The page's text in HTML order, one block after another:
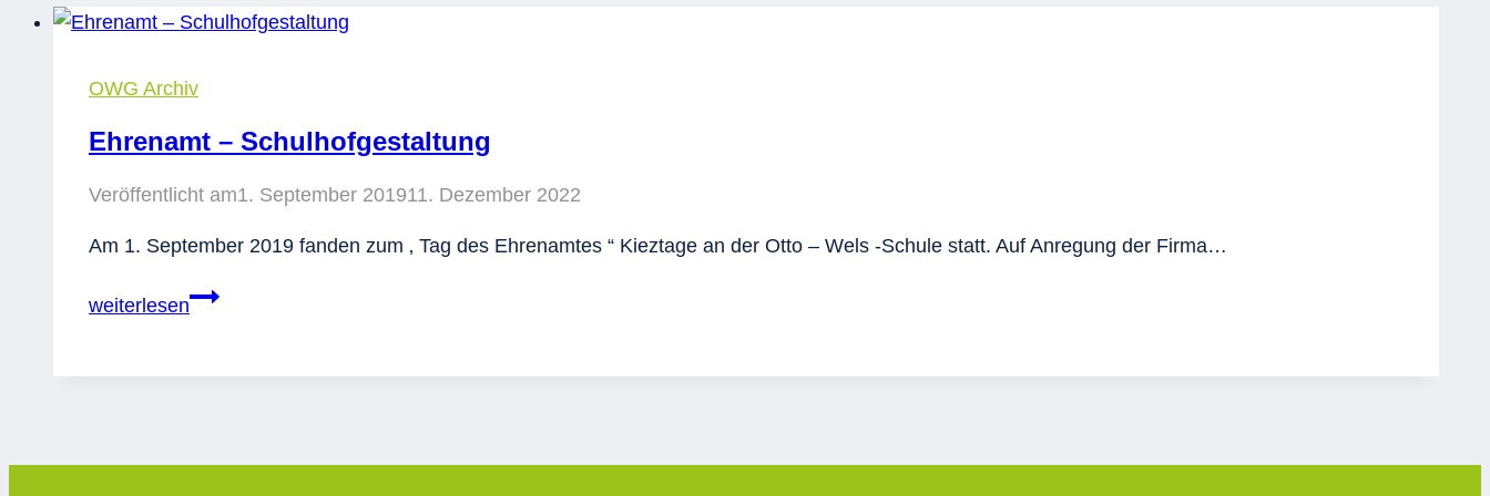
OWG Archiv
Ehrenamt – Schulhofgestaltung
Veröffentlicht am1. September 201911. Dezember 2022
Am 1. September 2019 fanden zum ‚ Tag des Ehrenamtes “ Kieztage an der Otto – Wels -Schule statt. Auf Anregung der Firma…
weiterlesenEhrenamt